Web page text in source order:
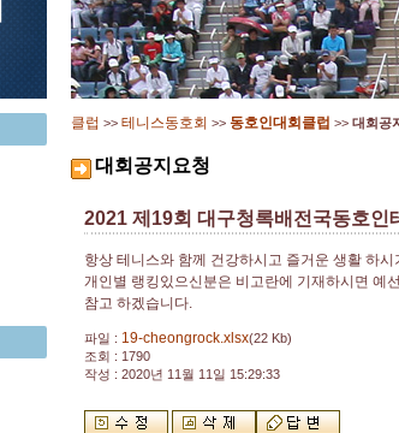
클럽 >> 테니스동호회 >> 동호인대회클럽 >> 대회공
대회공지요청
2021 제19회 대구청록배전국동호인
항상 테니스와 함께 건강하시고 즐거운 생활 하시
개인별 랭킹있으신분은 비고란에 기재하시면 예
참고 하겠습니다.
파일 : 19-cheongrock.xlsx(22 Kb)
조회 : 1790
작성 : 2020년 11월 11일 15:29:33